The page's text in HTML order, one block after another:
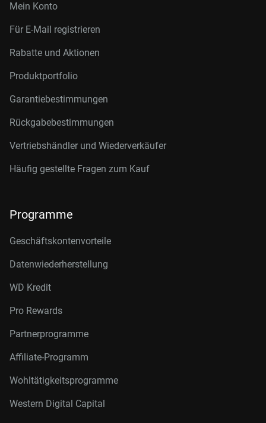
Mein Konto
Für E-Mail registrieren
Rabatte und Aktionen
Produktportfolio
Garantiebestimmungen
Rückgabebestimmungen
Vertriebshändler und Wiederverkäufer
Häufig gestellte Fragen zum Kauf
Programme
Geschäftskontenvorteile
Datenwiederherstellung
WD Kredit
Pro Rewards
Partnerprogramme
Affiliate-Programm
Wohltätigkeitsprogramme
Western Digital Capital